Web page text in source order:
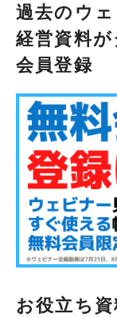
過去のウ
経営資料
会員登録
お役立ち